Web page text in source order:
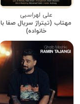
علی لهراسبی
مهتاب (تیتراژ سریال صفا با
خانواده)